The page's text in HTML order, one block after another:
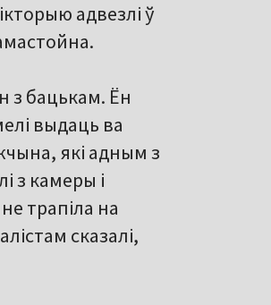
адвезлі ў
з бацькам. Ён
выдаць ва
які адным з
з камеры і
трапіла на
сказалі,